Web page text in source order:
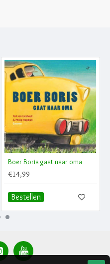
Boer Boris gaat naar oma
€14,99
Bestellen